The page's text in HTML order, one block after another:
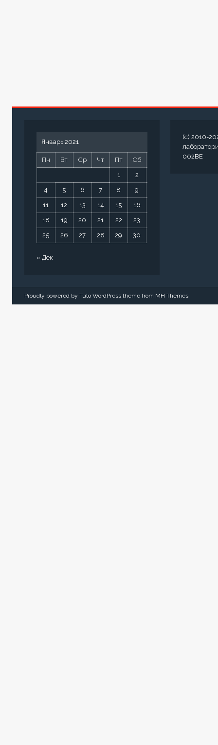
Январь 2021
Пн Вт Ср Чт Пт Сб
1 2
4 5 6 7 8 9
11 12 13 14 15 16
18 19 20 21 22 23
25 26 27 28 29 30
« Дек
(c) 2010-
002BE
Proudly powered by Tuto WordPress theme from MH Themes